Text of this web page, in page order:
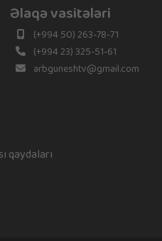
Əlaqə vasitələri
(+994 50) 263-78-71
(+994 23) 325-51-61
arbguneshtv@gmail.com
qaydaları